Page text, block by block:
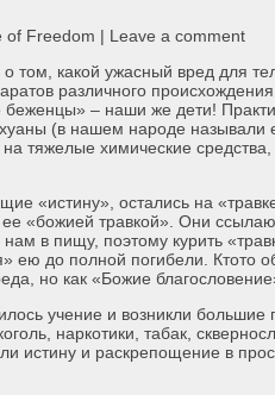
of Freedom | Leave a comment
о том, какой ужасный вред для
различного
– наши же дети!
(в нашем народе называли
тяжелые химические
«истину», остались на
«божией травкой». Они
в пищу, поэтому курить
ею до полной погибели. Ктото
но как «Божие
учение и возникли
наркотики, табак,
истину и раскрепощение в